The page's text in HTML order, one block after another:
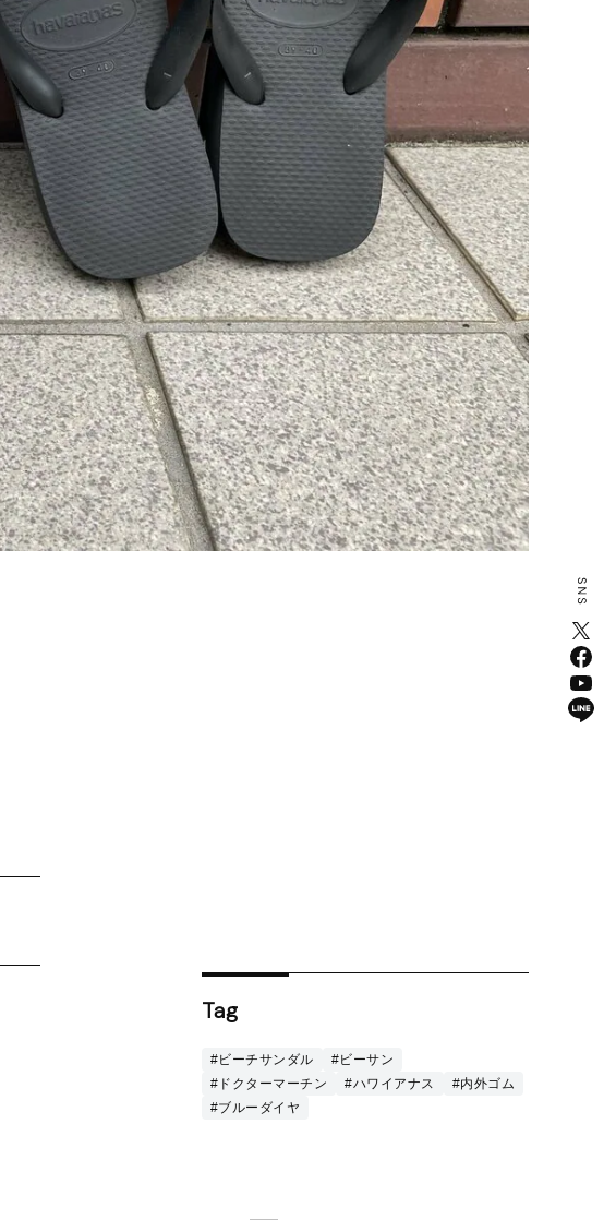
Tag
#ビーチサンダル
#ビーサン
#ドクターマーチン
#ハワイアナス
#内外ゴム
#ブルーダイヤ